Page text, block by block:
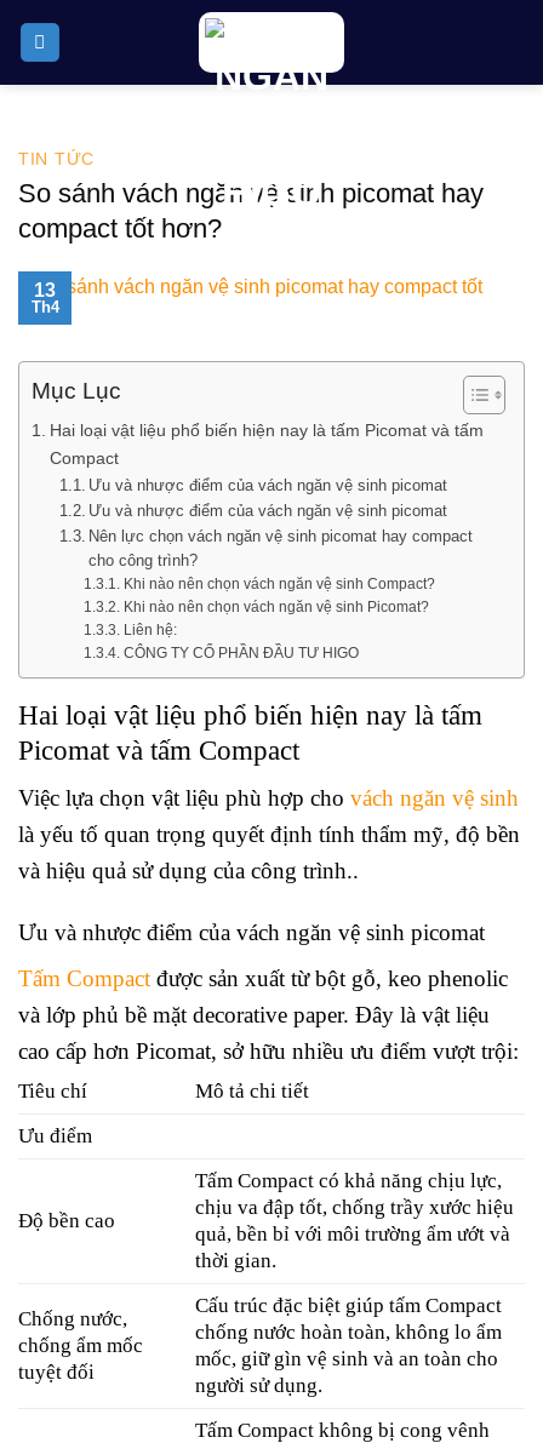
TIN TỨC
So sánh vách ngăn vệ sinh picomat hay
compact tốt hơn?
13
Th4
Mục Lục
Hai loại vật liệu phổ biến hiện nay là tấm Picomat và tấm
Compact
Ưu và nhược điểm của vách ngăn vệ sinh picomat
Ưu và nhược điểm của vách ngăn vệ sinh picomat
Nên lực chọn vách ngăn vệ sinh picomat hay compact
cho công trình?
Khi nào nên chọn vách ngăn vệ sinh Compact?
Khi nào nên chọn vách ngăn vệ sinh Picomat?
Liên hệ:
CÔNG TY CỔ PHẦN ĐẦU TƯ HIGO
Hai loại vật liệu phổ biến hiện nay là tấm
Picomat và tấm Compact
Việc lựa chọn vật liệu phù hợp cho vách ngăn vệ sinh
là yếu tố quan trọng quyết định tính thẩm mỹ, độ bền
và hiệu quả sử dụng của công trình..
Ưu và nhược điểm của vách ngăn vệ sinh picomat
Tấm Compact được sản xuất từ bột gỗ, keo phenolic
và lớp phủ bề mặt decorative paper. Đây là vật liệu
cao cấp hơn Picomat, sở hữu nhiều ưu điểm vượt trội:
Tiêu chí
Mô tả chi tiết
Ưu điểm
Độ bền cao
Tấm Compact có khả năng chịu lực,
chịu va đập tốt, chống trầy xước hiệu
quả, bền bỉ với môi trường ẩm ướt và
thời gian.
Chống nước,
chống ẩm mốc
tuyệt đối
Cấu trúc đặc biệt giúp tấm Compact
chống nước hoàn toàn, không lo ẩm
mốc, giữ gìn vệ sinh và an toàn cho
người sử dụng.
Tấm Compact không bị cong vênh